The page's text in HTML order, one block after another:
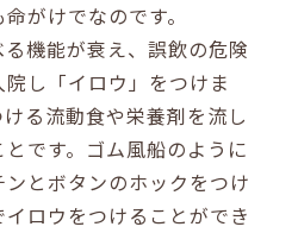
がけでなのです。
機能が衰え、誤飲の危険
し「イロウ」をつけま
る流動食や栄養剤を流し
です。ゴム風船のように
とボタンのホックをつけ
ロウをつけることができ